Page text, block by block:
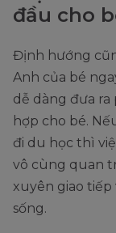
đầu cho
Định hướng
Anh của bé
dễ dàng đưa
hợp cho bé.
đi du học thì
vô cùng quan
xuyên giao
sống.